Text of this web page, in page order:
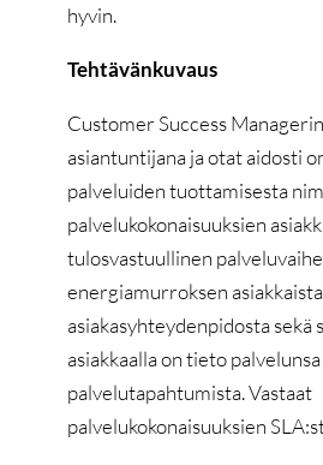
hyvin.
Tehtävänkuvaus
Customer Success
asiantuntijana ja otat aidosti
palveluiden tuottamisesta
palvelukokonaisuuksien
tulosvastuullinen
energiamurroksen
asiakasyhteydenpidosta sekä
asiakkaalla on tieto
palvelutapahtumista. Vastaat
palvelukokonaisuuksien